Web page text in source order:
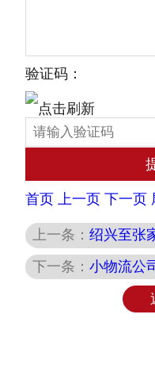
验证码：
首页 上一页 下一页
上一条： 绍兴至张
下一条： 小物流公司